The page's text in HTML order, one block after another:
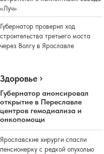
«Луч»
Губернатор проверил ход
строительства третьего моста
через Волгу в Ярославле
Здоровье
Губернатор анонсировал
открытие в Переславле
центров гемодиализа и
онкопомощи
Ярославские хирурги спасли
пенсионерку с редкой опухолью